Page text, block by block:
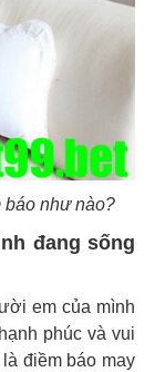
báo như nào?
đang sống
em của mình
phúc và vui
điềm báo may